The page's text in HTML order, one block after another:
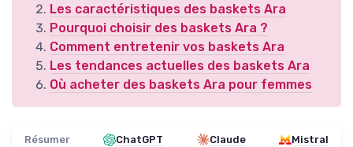
Les caractéristiques des baskets Ara
Pourquoi choisir des baskets Ara ?
Comment entretenir vos baskets Ara
Les tendances actuelles des baskets Ara
Où acheter des baskets Ara pour femmes
Résumer ChatGPT Claude Mistral